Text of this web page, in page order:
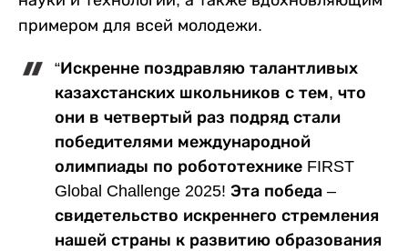
примером для всей молодежи.
“Искренне поздравляю талантливых
казахстанских школьников с тем, что
они в четвертый раз подряд стали
победителями международной
олимпиады по робототехнике FIRST
Global Challenge 2025! Эта победа –
свидетельство искреннего стремления
нашей страны к развитию образования